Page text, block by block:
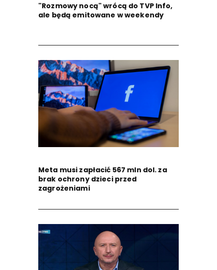
"Rozmowy nocą" wrócą do TVP Info,
ale będą emitowane w weekendy
Meta musi zapłacić 567 mln dol. za
brak ochrony dzieci przed
zagrożeniami